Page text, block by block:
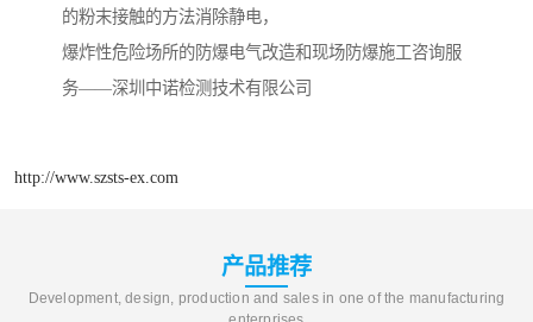
的粉末接触的方法消除静电，
爆炸性危险场所的防爆电气改造和现场防爆施工咨询服
务——深圳中诺检测技术有限公司
http://www.szsts-ex.com
产品推荐
Development, design, production and sales in one of the manufacturing